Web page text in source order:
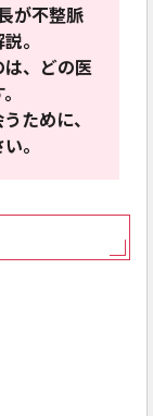
が不整脈
。
、どの医
ために、
。